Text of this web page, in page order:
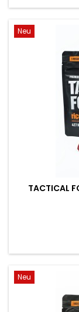
Neu
TACTICAL
Neu